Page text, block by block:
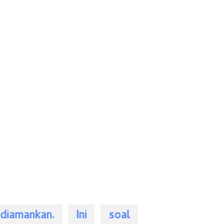
diamankan. Ini
soal